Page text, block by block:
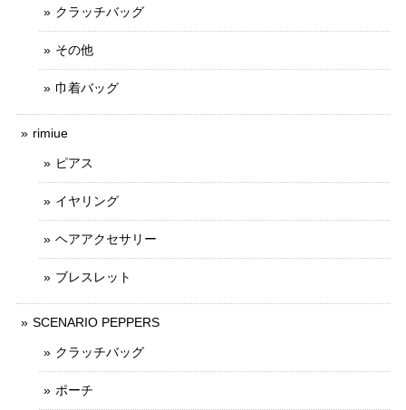
クラッチバッグ
その他
巾着バッグ
rimiue
ピアス
イヤリング
ヘアアクセサリー
ブレスレット
SCENARIO PEPPERS
クラッチバッグ
ポーチ